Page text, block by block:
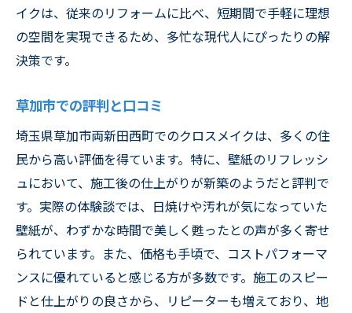
イクは、従来のリフォームに比べ、短期間で手軽に理想
の空間を実現できるため、多忙な現代人にぴったりの解
決策です。
草加市での評判と口コミ
埼玉県草加市両新田西町でのクロスメイクは、多くの住
民から高い評価を得ています。特に、壁紙のリフレッシ
ュにおいて、施工後の仕上がりが新築のようだと評判で
す。実際の体験談では、日焼けや汚れが気になっていた
壁紙が、わずかな時間で美しく甦ったとの声が多く寄せ
られています。また、価格も手頃で、コストパフォーマ
ンスに優れていると感じる方が多数です。施工のスピー
ドと仕上がりの良さから、リピーターも増えており、地